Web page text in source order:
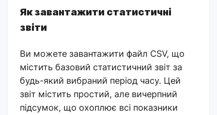
Як завантажити статистичні
звіти
Ви можете завантажити файл CSV, що
містить базовий статистичний звіт за
будь-який вибраний період часу. Цей
звіт містить простий, але вичерпний
підсумок, що охоплює всі показники